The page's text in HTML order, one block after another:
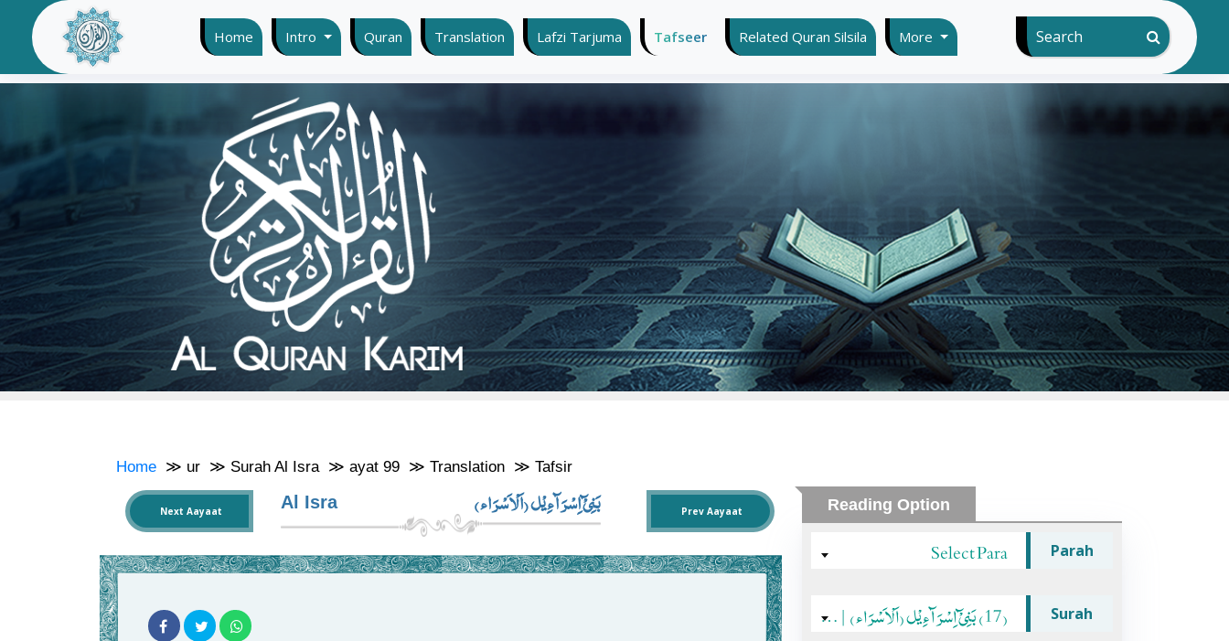
Home (current)
Intro Quran Translation Lafzi Tarjuma Tafseer Related Quran Silsila More Search
Home ≫ ur ≫ Surah Al Isra ≫ ayat 99 ≫ Translation ≫ Tafsir
Prev Aayaat بَنِیْٓ اِسْرَآءِیْل (اَلْاَسْرَاء) Al Isra
Next Aayaat Reading Option
Select Para Parah
(17) بَنِیْٓ اِسْرَآءِیْل (اَلْاَسْرَاء) |مکیۃ| Surah